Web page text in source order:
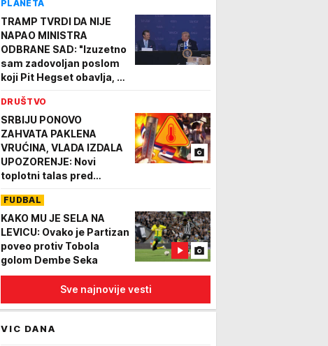
PLANETA
TRAMP TVRDI DA NIJE
NAPAO MINISTRA
ODBRANE SAD: "Izuzetno
sam zadovoljan poslom
koji Pit Hegset obavlja, on
vojske"
DRUŠTVO
SRBIJU PONOVO
ZAHVATA PAKLENA
VRUĆINA, VLADA IZDALA
UPOZORENJE: Novi
toplotni talas pred
štednju vode, raste i
OPASNOST OD POŽARA
FUDBAL
KAKO MU JE SELA NA
LEVICU: Ovako je Partizan
poveo protiv Tobola
golom Dembe Seka
Sve najnovije vesti
VIC DANA